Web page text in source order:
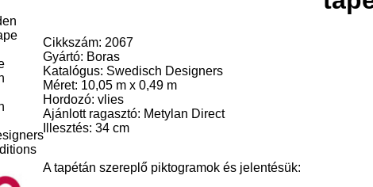
Cikkszám: 2067
Gyártó: Boras
Katalógus: Swedisch Designers
Méret: 10,05 m x 0,49 m
Hordozó: vlies
Ajánlott ragasztó: Metylan Direct
Illesztés: 34 cm
A tapétán szereplő piktogramok és jelentésük: